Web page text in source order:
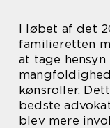
I løbet af det
familieretten
at tage
kønsroller.
bedste
blev mere